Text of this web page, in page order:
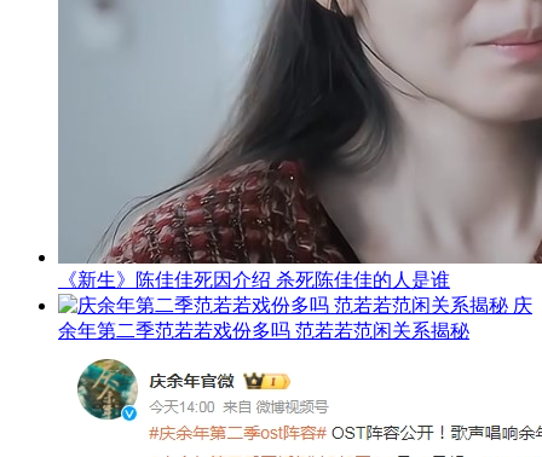
《新生》陈佳佳死因介绍 杀死陈佳佳的人是谁
庆
余年第二季范若若戏份多吗 范若若范闲关系揭秘